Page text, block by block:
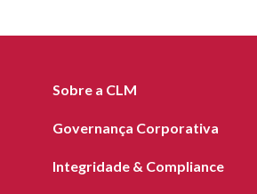
Sobre a CLM
Governança Corporativa
Integridade & Compliance